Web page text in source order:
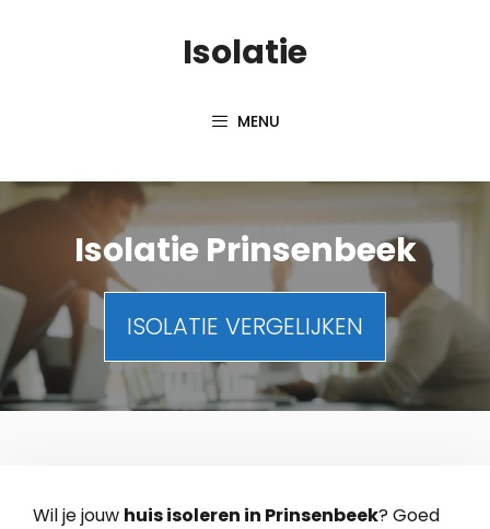
Isolatie
MENU
Isolatie Prinsenbeek
ISOLATIE VERGELIJKEN
Wil je jouw huis isoleren in Prinsenbeek? Goed